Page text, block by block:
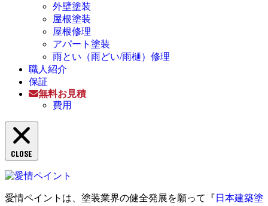
外壁塗装
屋根塗装
屋根修理
アパート塗装
雨とい（雨どい/雨樋）修理
職人紹介
保証
無料お見積
費用
CLOSE
愛情ペイントは、塗装業界の健全発展を願って『 日本建築塗